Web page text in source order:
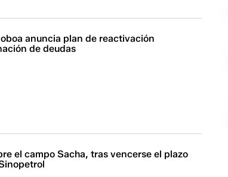
anuncia plan de reactivación
de deudas
el campo Sacha, tras vencerse el plazo